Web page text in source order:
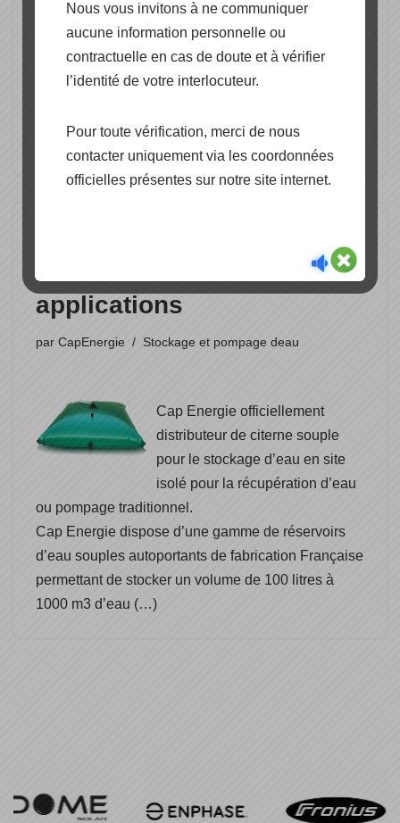
la conception de Station de pompage secondée par
une installation solaire autonome.
secondée (…)
isolé ou autres
applications
par CapEnergie Stockage et pompage deau
Cap Energie officiellement
distributeur de citerne souple
pour le stockage d’eau en site
isolé pour la récupération d’eau
ou pompage traditionnel.
Cap Energie dispose d’une gamme de réservoirs
d’eau souples autoportants de fabrication Française
permettant de stocker un volume de 100 litres à
1000 m3 d’eau (…)
Nous vous invitons à ne communiquer
aucune information personnelle ou
contractuelle en cas de doute et à vérifier
l’identité de votre interlocuteur.
Pour toute vérification, merci de nous
contacter uniquement via les coordonnées
officielles présentes sur notre site internet.